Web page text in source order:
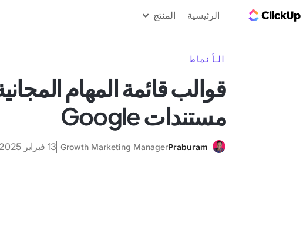
الرئيسية المنتج
الأنماط
قوالب قائمة المهام
مستندات Google
Praburam
Growth Marketing Manager 13 فبراير 2025